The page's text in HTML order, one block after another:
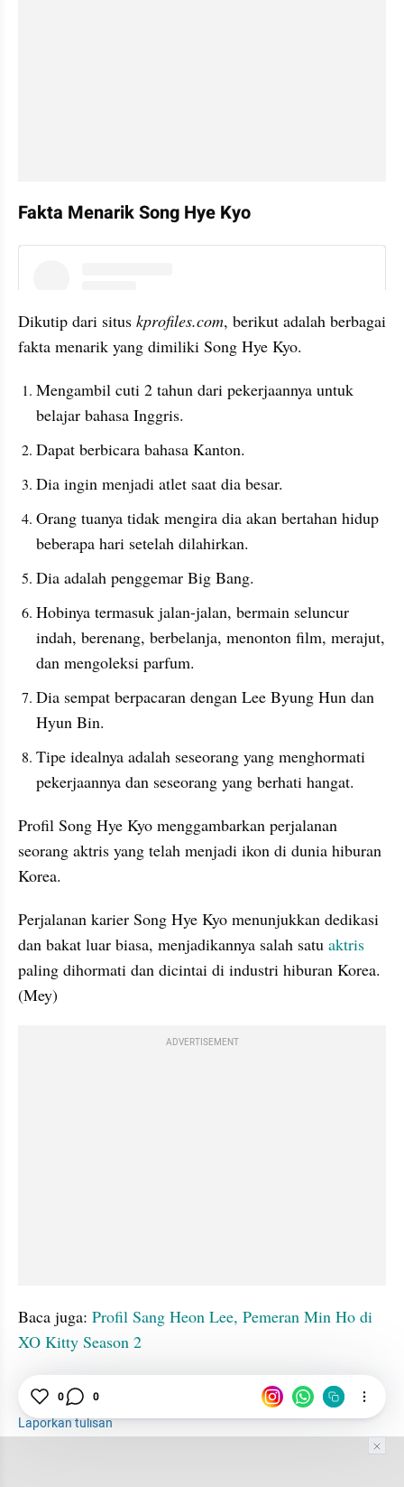
Fakta Menarik Song Hye Kyo
Dikutip dari situs kprofiles.com, berikut adalah berbagai
fakta menarik yang dimiliki Song Hye Kyo.
Mengambil cuti 2 tahun dari pekerjaannya untuk
belajar bahasa Inggris.
Dapat berbicara bahasa Kanton.
Dia ingin menjadi atlet saat dia besar.
Orang tuanya tidak mengira dia akan bertahan hidup
beberapa hari setelah dilahirkan.
Dia adalah penggemar Big Bang.
Hobinya termasuk jalan-jalan, bermain seluncur
indah, berenang, berbelanja, menonton film, merajut,
dan mengoleksi parfum.
Dia sempat berpacaran dengan Lee Byung Hun dan
Hyun Bin.
Tipe idealnya adalah seseorang yang menghormati
pekerjaannya dan seseorang yang berhati hangat.
Profil Song Hye Kyo menggambarkan perjalanan
seorang aktris yang telah menjadi ikon di dunia hiburan
Korea.
Perjalanan karier Song Hye Kyo menunjukkan dedikasi
dan bakat luar biasa, menjadikannya salah satu aktris
paling dihormati dan dicintai di industri hiburan Korea.
(Mey)
ADVERTISEMENT
Baca juga: Profil Sang Heon Lee, Pemeran Min Ho di
XO Kitty Season 2
Daerah Indepth Song Hye Kyo
Aktris
Laporkan tulisan
0 0